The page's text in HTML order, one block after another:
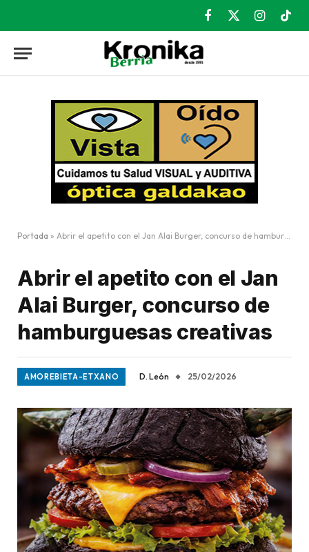
Facebook
X
Instagram
Portada » Abrir el apetito con el Jan Alai Burger, concurso de hamburguesas creativas
Abrir el apetito con el Jan
Alai Burger, concurso de
hamburguesas creativas
AMOREBIETA-ETXANO D. León 25/02/2026